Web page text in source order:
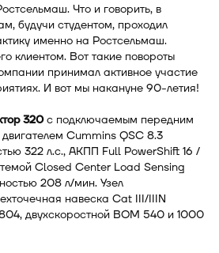
Что и говорить, в
будучи студентом, проходил
именно на Ростсельмаш.
клиентом. Вот такие повороты
принимал активное участие
И вот мы накануне 90-летия!
320с подключаемым передним
Cummins QSC 8.3
322 л.с., АКПП Full PowerShift 16 /
Closed Center Load Sensing
208 л/мин. Узел
навеска Cat III/IIIN
двухскоростной ВОМ 540 и 1000